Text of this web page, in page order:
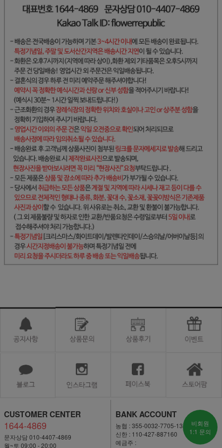
CUSTOMER CENTER
1644-4869
문자상담 010-4407-4869
월~토 09:00 - 20:00
BANK ACCOUNT
농협 : 355-0032-7705-13
신한 : 110-427-887160
예금주 :
비회원
1:1 문의